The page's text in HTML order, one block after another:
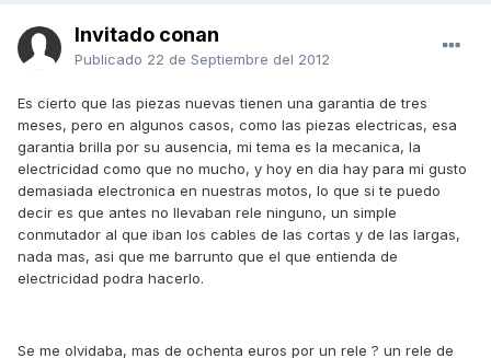
Invitado conan
Publicado 22 de Septiembre del 2012
Es cierto que las piezas nuevas tienen una garantia de tres
meses, pero en algunos casos, como las piezas electricas, esa
garantia brilla por su ausencia, mi tema es la mecanica, la
electricidad como que no mucho, y hoy en dia hay para mi gusto
demasiada electronica en nuestras motos, lo que si te puedo
decir es que antes no llevaban rele ninguno, un simple
conmutador al que iban los cables de las cortas y de las largas,
nada mas, asi que me barrunto que el que entienda de
electricidad podra hacerlo.
Se me olvidaba, mas de ochenta euros por un rele ? un rele de